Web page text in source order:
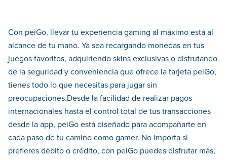
Con peiGo, llevar tu experiencia gaming al máximo está al
alcance de tu mano. Ya sea recargando monedas en tus
juegos favoritos, adquiriendo skins exclusivas o disfrutando
de la seguridad y conveniencia que ofrece la tarjeta peiGo,
tienes todo lo que necesitas para jugar sin
preocupaciones.Desde la facilidad de realizar pagos
internacionales hasta el control total de tus transacciones
desde la app, peiGo está diseñado para acompañarte en
cada paso de tu camino como gamer. No importa si
prefieres débito o crédito, con peiGo puedes disfrutar más,